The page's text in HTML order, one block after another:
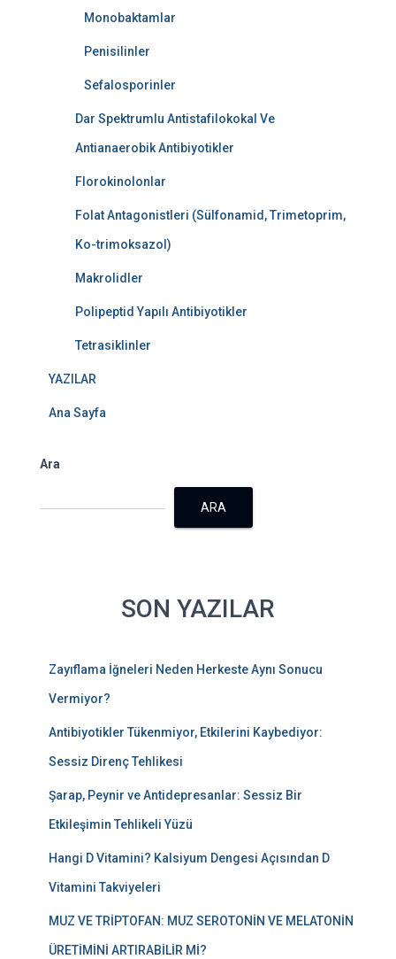
Monobaktamlar
Penisilinler
Sefalosporinler
Dar Spektrumlu Antistafilokokal Ve
Antianaerobik Antibiyotikler
Florokinolonlar
Folat Antagonistleri (Sülfonamid, Trimetoprim,
Ko-trimoksazol)
Makrolidler
Polipeptid Yapılı Antibiyotikler
Tetrasiklinler
YAZILAR
Ana Sayfa
Ara
ARA
SON YAZILAR
Zayıflama İğneleri Neden Herkeste Aynı Sonucu
Vermiyor?
Antibiyotikler Tükenmiyor, Etkilerini Kaybediyor:
Sessiz Direnç Tehlikesi
Şarap, Peynir ve Antidepresanlar: Sessiz Bir
Etkileşimin Tehlikeli Yüzü
Hangi D Vitamini? Kalsiyum Dengesi Açısından D
Vitamini Takviyeleri
MUZ VE TRİPTOFAN: MUZ SEROTONİN VE MELATONİN
ÜRETİMİNİ ARTIRABİLİR Mİ?